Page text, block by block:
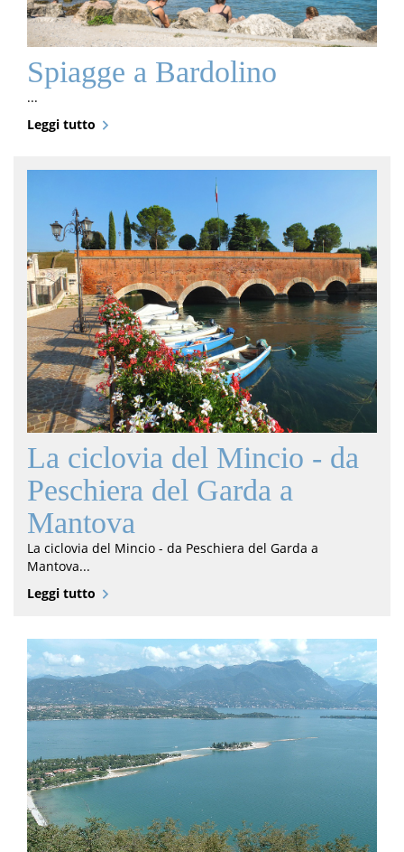
Spiagge a Bardolino
...
Leggi tutto
La ciclovia del Mincio - da
Peschiera del Garda a
Mantova
La ciclovia del Mincio - da Peschiera del Garda a
Mantova...
Leggi tutto